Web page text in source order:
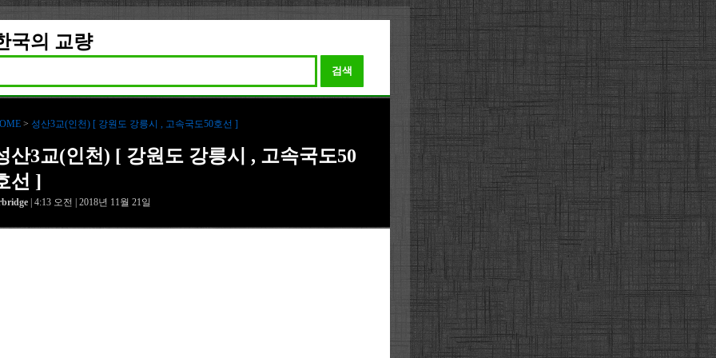
국의 교량
검색
> 성산3교(인천) [ 강원도 강릉시 , 고속국도50호선 ]
산3교(인천) [ 강원도 강릉시 , 고속국도50
선 ]
| 4:13 오전 | 2018년 11월 21일